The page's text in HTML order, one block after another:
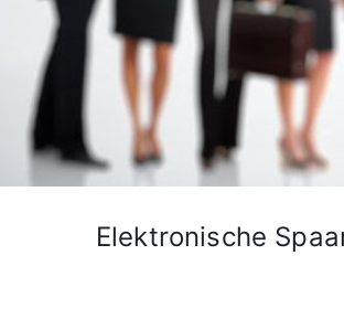
Elektronische